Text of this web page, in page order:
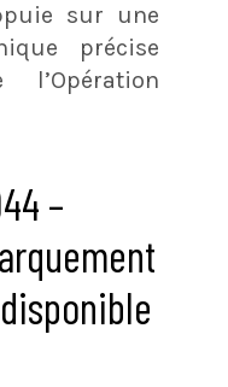
sur une
précise
–